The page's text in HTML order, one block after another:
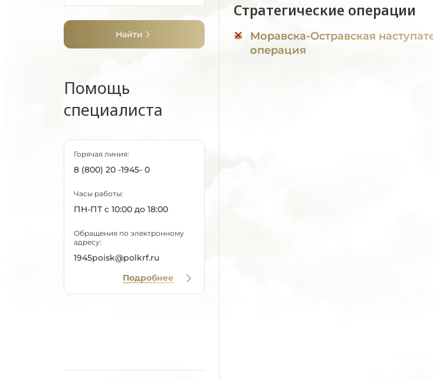
Найти
Помощь
специалиста
Горячая линия:
8 (800) 20 -1945- 0
Часы работы:
ПН-ПТ с 10:00 до 18:00
Обращения по электронному
адресу:
1945poisk@polkrf.ru
Подробнее
Стратегические операции
Моравска-Остравская
операция